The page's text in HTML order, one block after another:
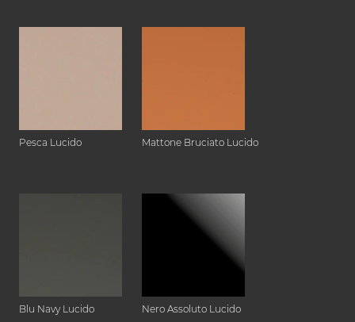
Pesca Lucido Mattone Bruciato Lucido
Blu Navy Lucido Nero Assoluto Lucido